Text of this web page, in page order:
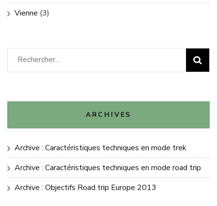
Vienne (3)
Rechercher :
ARCHIVES
Archive : Caractéristiques techniques en mode trek
Archive : Caractéristiques techniques en mode road trip
Archive : Objectifs Road trip Europe 2013